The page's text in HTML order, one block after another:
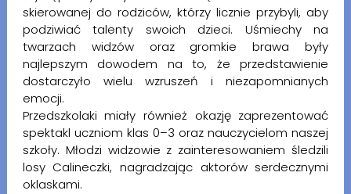
skierowanej do rodziców, którzy licznie przybyli, aby
podziwiać talenty swoich dzieci. Uśmiechy na
twarzach widzów oraz gromkie brawa były
najlepszym dowodem na to, że przedstawienie
dostarczyło wielu wzruszeń i niezapomnianych
emocji.
Przedszkolaki miały również okazję zaprezentować
spektakl uczniom klas 0–3 oraz nauczycielom naszej
szkoły. Młodzi widzowie z zainteresowaniem śledzili
losy Calineczki, nagradzając aktorów serdecznymi
oklaskami.